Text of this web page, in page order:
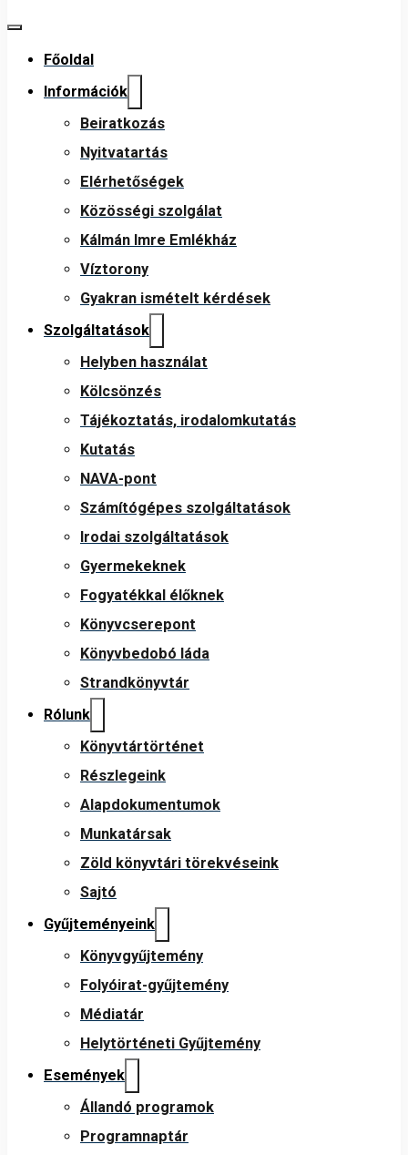
Főoldal
Információk
Beiratkozás
Nyitvatartás
Elérhetőségek
Közösségi szolgálat
Kálmán Imre Emlékház
Víztorony
Gyakran ismételt kérdések
Szolgáltatások
Helyben használat
Kölcsönzés
Tájékoztatás, irodalomkutatás
Kutatás
NAVA-pont
Számítógépes szolgáltatások
Irodai szolgáltatások
Gyermekeknek
Fogyatékkal élőknek
Könyvcserepont
Könyvbedobó láda
Strandkönyvtár
Rólunk
Könyvtártörténet
Részlegeink
Alapdokumentumok
Munkatársak
Zöld könyvtári törekvéseink
Sajtó
Gyűjteményeink
Könyvgyűjtemény
Folyóirat-gyűjtemény
Médiatár
Helytörténeti Gyűjtemény
Események
Állandó programok
Programnaptár